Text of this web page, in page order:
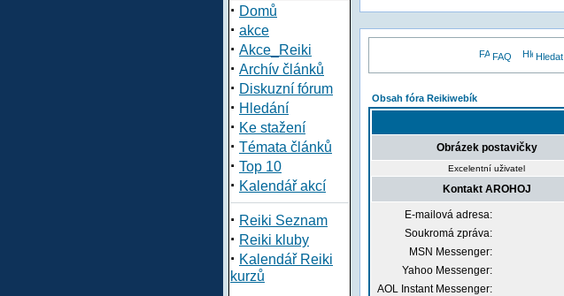
· Domů
· akce
· Akce_Reiki
· Archív článků
· Diskuzní fórum
· Hledání
· Ke stažení
· Témata článků
· Top 10
· Kalendář akcí
· Reiki Seznam
· Reiki kluby
· Kalendář Reiki
kurzů
FAQ Hledat
Obsah fóra Reikiwebík
Obrázek postavičky
Excelentní uživatel
Kontakt AROHOJ
E-mailová adresa:
Soukromá zpráva:
MSN Messenger:
Yahoo Messenger:
AOL Instant Messenger: